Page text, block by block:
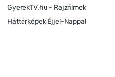
GyerekTV.hu - Rajzfilmek
Háttérképek Éjjel-Nappal